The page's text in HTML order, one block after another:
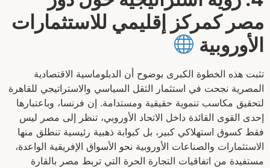
مصر كمركز إقليمي للاستثمارات
الأوروبية
تثبت هذه الخطوة الكبرى بوضوح أن الدبلوماسية الاقتصادية
المصرية نجحت في استثمار الثقل السياسي والاستراتيجي للقاهرة
لتحقيق مكاسب تنموية حقيقية ومستدامة. إن فرنسا، وباعتبارها
إحدى القوى القائدة داخل الاتحاد الأوروبي، تنظر إلى مصر ليس
فقط كسوق استهلاكي كبير، بل كبوابة ذهبية رئيسية تنطلق منها
الاستثمارات والصناعات الأوروبية نحو الأسواق الإفريقية الواعدة،
مستفيدة من اتفاقيات التجارة الحرة التي تربط مصر بالقارة